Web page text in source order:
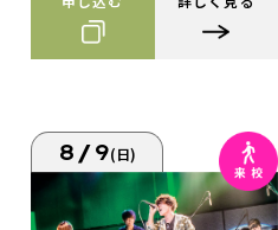
8/9(日)